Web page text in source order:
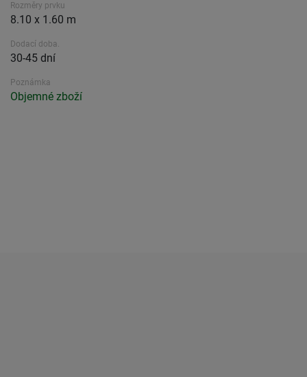
Rozměry prvku
8.10 x 1.60 m
Dodací doba.
30-45 dní
Poznámka
Objemné zboží